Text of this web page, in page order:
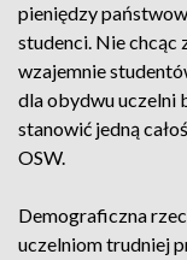
pieniędzy
studenci. Nie chcąc
wzajemnie
dla obydwu uczelni
stanowić jedną
OSW.
Demograficzna
uczelniom trudniej